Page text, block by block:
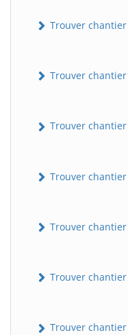
Trouver
Trouver
Trouver
Trouver
Trouver
Trouver
Trouver